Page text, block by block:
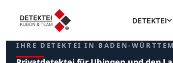
DETEKTEI
IHRE DETEKTEI IN BADEN-